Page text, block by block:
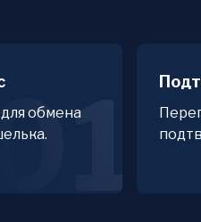
обмена